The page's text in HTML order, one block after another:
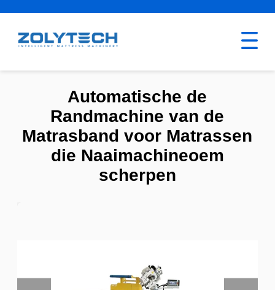
Automatische de
Randmachine van de
Matrasband voor Matrassen
die Naaimachineoem
scherpen